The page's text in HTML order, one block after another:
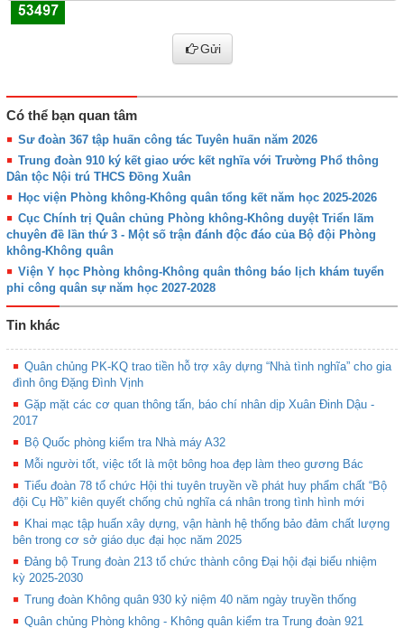
Gửi
Có thể bạn quan tâm
Sư đoàn 367 tập huấn công tác Tuyên huấn năm 2026
Trung đoàn 910 ký kết giao ước kết nghĩa với Trường Phổ thông
Dân tộc Nội trú THCS Đồng Xuân
Học viện Phòng không-Không quân tổng kết năm học 2025-2026
Cục Chính trị Quân chủng Phòng không-Không duyệt Triển lãm
chuyên đề lần thứ 3 - Một số trận đánh độc đáo của Bộ đội Phòng
không-Không quân
Viện Y học Phòng không-Không quân thông báo lịch khám tuyển
phi công quân sự năm học 2027-2028
Tin khác
Quân chủng PK-KQ trao tiền hỗ trợ xây dựng “Nhà tình nghĩa” cho gia
đình ông Đặng Đình Vịnh
Gặp mặt các cơ quan thông tấn, báo chí nhân dịp Xuân Đinh Dậu -
2017
Bộ Quốc phòng kiểm tra Nhà máy A32
Mỗi người tốt, việc tốt là một bông hoa đẹp làm theo gương Bác
Tiểu đoàn 78 tổ chức Hội thi tuyên truyền về phát huy phẩm chất “Bộ
đội Cụ Hồ” kiên quyết chống chủ nghĩa cá nhân trong tình hình mới
Khai mạc tập huấn xây dựng, vận hành hệ thống bảo đảm chất lượng
bên trong cơ sở giáo dục đại học năm 2025
Đảng bộ Trung đoàn 213 tổ chức thành công Đại hội đại biểu nhiệm
kỳ 2025-2030
Trung đoàn Không quân 930 kỷ niệm 40 năm ngày truyền thống
Quân chủng Phòng không - Không quân kiểm tra Trung đoàn 921